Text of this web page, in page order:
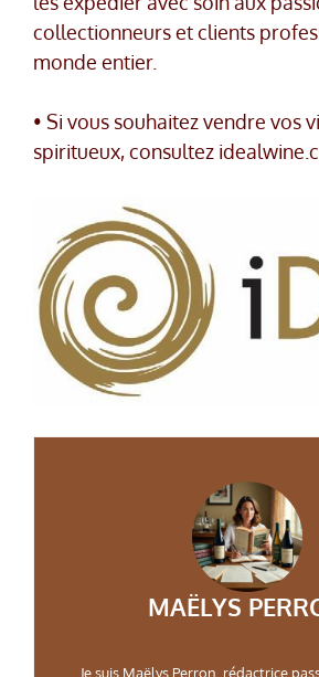
collectionneurs et clients
monde entier.
• Si vous souhaitez vendre vos
spiritueux, consultez
MAËLYS
Je suis Maëlys Perron, rédactrice